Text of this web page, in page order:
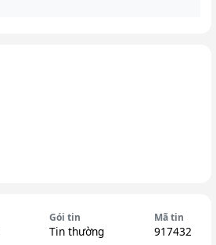
Gói tin
Tin thường
Mã tin
917432